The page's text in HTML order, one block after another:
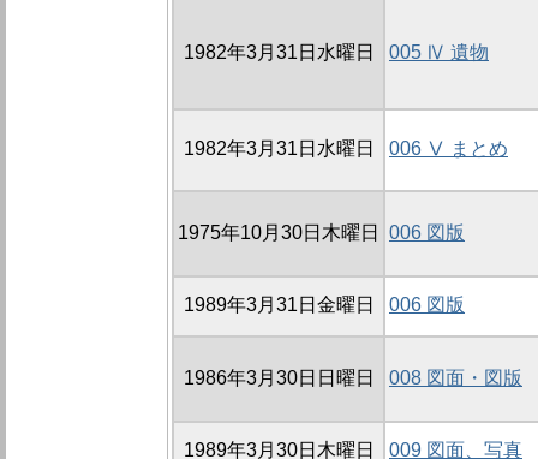
1982年3月31日水曜日 005 Ⅳ 遺物
1982年3月31日水曜日 006 Ⅴ まとめ
1975年10月30日木曜日 006 図版
1989年3月31日金曜日 006 図版
1986年3月30日日曜日 008 図面・図版
1989年3月30日木曜日 009 図面、写真